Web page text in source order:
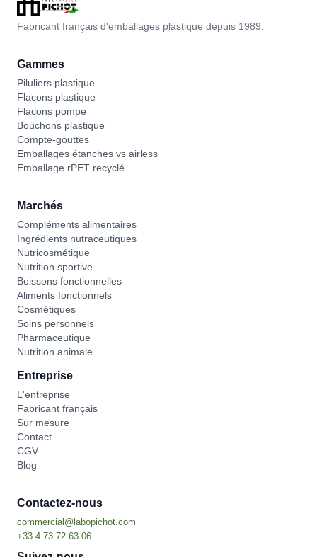
Fabricant français d'emballages plastique depuis 1989.
Gammes
Piluliers plastique
Flacons plastique
Flacons pompe
Bouchons plastique
Compte-gouttes
Emballages étanches vs airless
Emballage rPET recyclé
Marchés
Compléments alimentaires
Ingrédients nutraceutiques
Nutricosmétique
Nutrition sportive
Boissons fonctionnelles
Aliments fonctionnels
Cosmétiques
Soins personnels
Pharmaceutique
Nutrition animale
Entreprise
L'entreprise
Fabricant français
Sur mesure
Contact
CGV
Blog
Contactez-nous